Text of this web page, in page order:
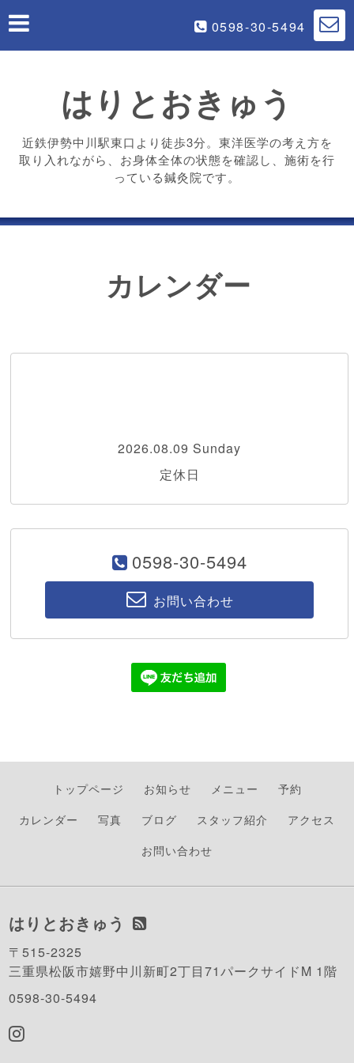
0598-30-5494
はりとおきゅう
近鉄伊勢中川駅東口より徒歩3分。東洋医学の考え方を
取り入れながら、お身体全体の状態を確認し、施術を行
っている鍼灸院です。
カレンダー
2026.08.09 Sunday
定休日
0598-30-5494
お問い合わせ
トップページ お知らせ メニュー
予約
カレンダー
写真 ブログ スタッフ紹介
アクセス
お問い合わせ
はりとおきゅう
〒515-2325
三重県松阪市嬉野中川新町2丁目71パークサイドM 1階
0598-30-5494